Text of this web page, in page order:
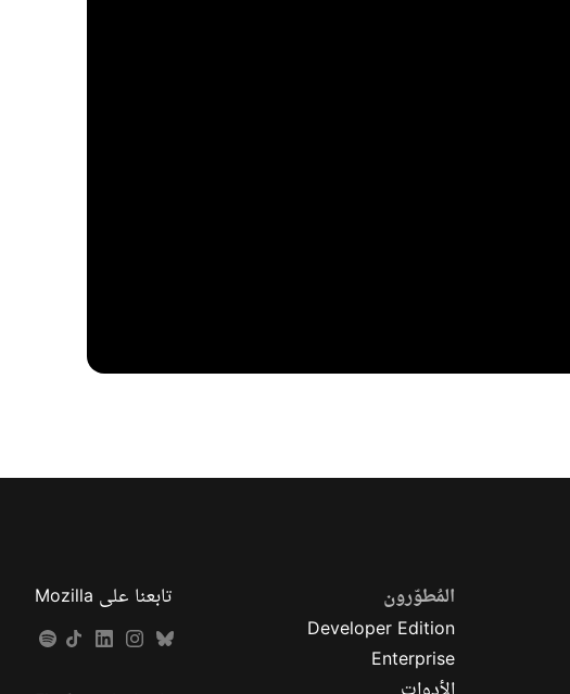
المُطوّرون
Developer Edition
Enterprise
الأدوات
تابعنا على Mozilla